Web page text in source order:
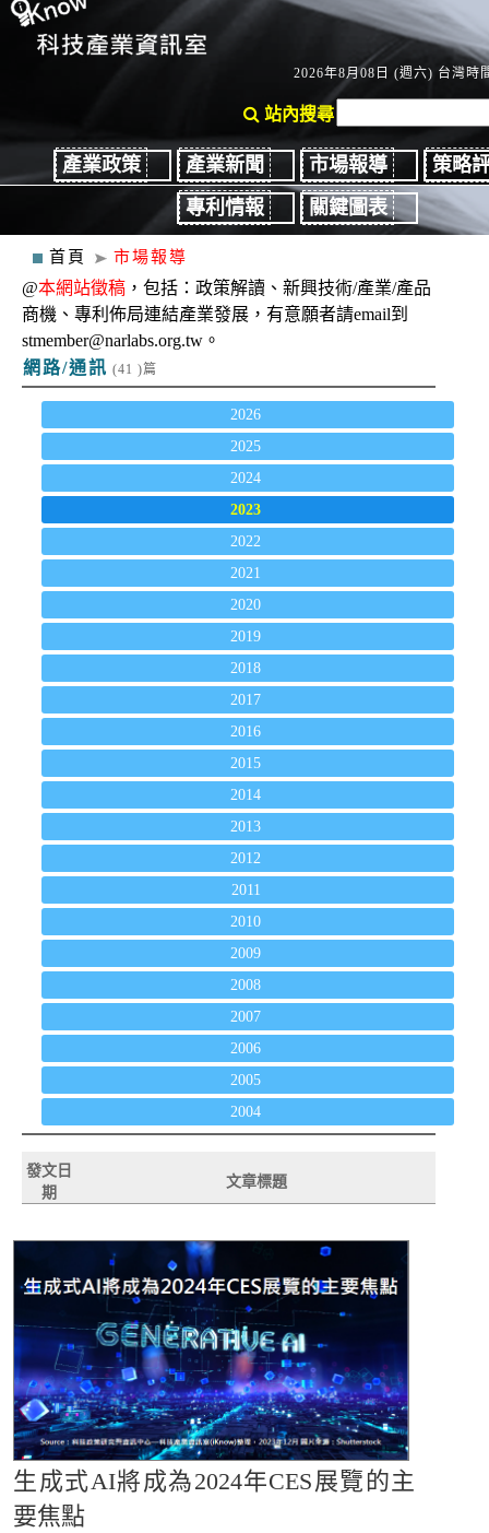
2026年8月08日 (週六) 台灣時
站內搜尋
產業政策 產業新聞 市場報導
策略
專利情報
關鍵圖表
首頁 市場報導
@本網站徵稿 ，包括：政策解讀、新興技術/產業/產品
商機、專利佈局連結產業發展，有意願者請email到
stmember@narlabs.org.tw。
網路/通訊 (41 )篇
2026
2025
2024
2023
2022
2021
2020
2019
2018
2017
2016
2015
2014
2013
2012
2011
2010
2009
2008
2007
2006
2005
2004
發文日
期
文章標題
生成式AI將成為2024年CES展覽的主
要焦點